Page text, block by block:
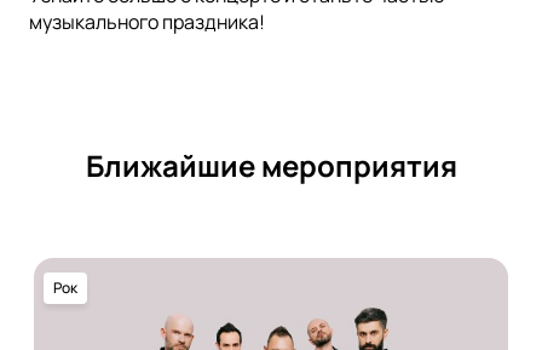
музыкального праздника!
Ближайшие мероприятия
Рок